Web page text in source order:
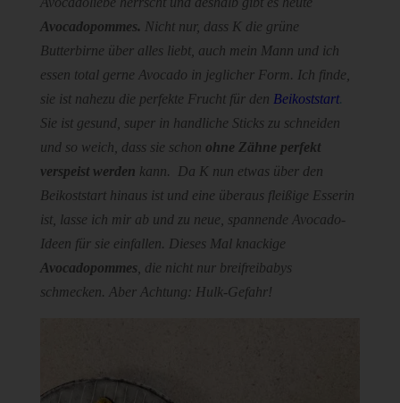
Avocadopommes. Nicht nur, dass K die grüne
Butterbirne über alles liebt, auch mein Mann und ich
essen total gerne Avocado in jeglicher Form. Ich finde,
sie ist nahezu die perfekte Frucht für den Beikoststart.
Sie ist gesund, super in handliche Sticks zu schneiden
und so weich, dass sie schon ohne Zähne perfekt
verspeist werden kann. Da K nun etwas über den
Beikoststart hinaus ist und eine überaus fleißige Esserin
ist, lasse ich mir ab und zu neue, spannende Avocado-
Ideen für sie einfallen. Dieses Mal knackige
Avocadopommes , die nicht nur breifreibabys
schmecken. Aber Achtung: Hulk-Gefahr!